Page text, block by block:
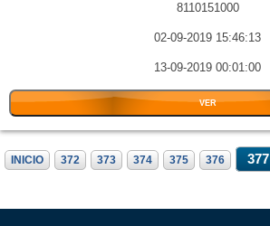
8110151000
02-09-2019 15:46:13
13-09-2019 00:01:00
VER
INICIO 372 373 374 375 376 377